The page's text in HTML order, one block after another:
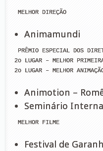
MELHOR DIREÇÃO
Animamundi
PRÊMIO ESPECIAL DOS
2o LUGAR – MELHOR
2o LUGAR – MELHOR
Animotion –
Seminário
MELHOR FILME
Festival de